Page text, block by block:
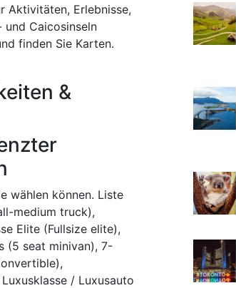
Aktivitäten, Erlebnisse,
und Caicosinseln
finden Sie Karten.
&
wählen können. Liste
medium truck),
Elite (Fullsize elite),
(5 seat minivan), 7-
/ Luxusauto